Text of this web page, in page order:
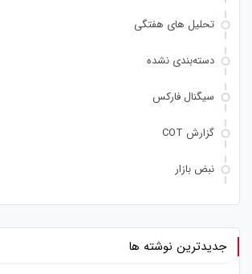
تحلیل های هفتگی
دسته‌بندی نشده
سیگنال فارکس
گزارش COT
نبض بازار
جدیدترین نوشته ها